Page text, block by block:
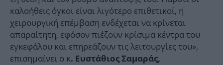
καλοήθεις όγκοι είναι λιγότερο επιθετικοί, η
χειρουργική επέμβαση ενδέχεται να κρίνεται
απαραίτητη, εφόσον πιέζουν κρίσιμα κέντρα του
εγκεφάλου και επηρεάζουν τις λειτουργίες του»,
επισημαίνει ο κ. Ευστάθιος Σαμαράς,